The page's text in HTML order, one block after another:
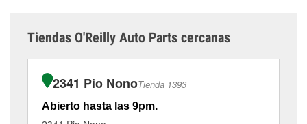
Tiendas O'Reilly Auto Parts cercanas
2341 Pio NonoTienda 1393
Abierto hasta las 9pm.